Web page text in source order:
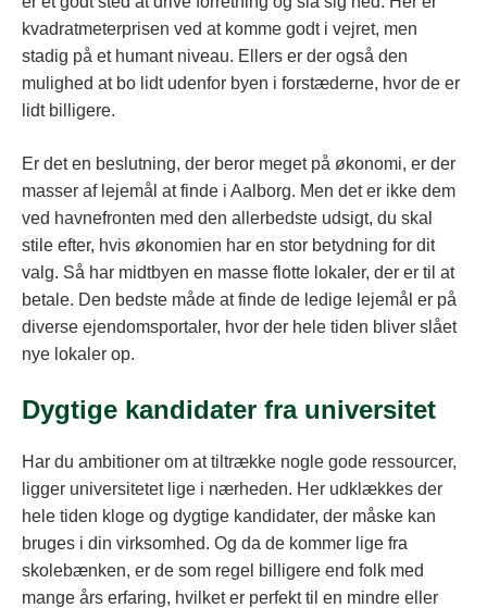
kvadratmeterprisen ved at komme godt i vejret, men
stadig på et humant niveau. Ellers er der også den
mulighed at bo lidt udenfor byen i forstæderne, hvor de er
lidt billigere.
Er det en beslutning, der beror meget på økonomi, er der
masser af lejemål at finde i Aalborg. Men det er ikke dem
ved havnefronten med den allerbedste udsigt, du skal
stile efter, hvis økonomien har en stor betydning for dit
valg. Så har midtbyen en masse flotte lokaler, der er til at
betale. Den bedste måde at finde de ledige lejemål er på
diverse ejendomsportaler, hvor der hele tiden bliver slået
nye lokaler op.
Dygtige kandidater fra universitet
Har du ambitioner om at tiltrække nogle gode ressourcer,
ligger universitetet lige i nærheden. Her udklækkes der
hele tiden kloge og dygtige kandidater, der måske kan
bruges i din virksomhed. Og da de kommer lige fra
skolebænken, er de som regel billigere end folk med
mange års erfaring, hvilket er perfekt til en mindre eller